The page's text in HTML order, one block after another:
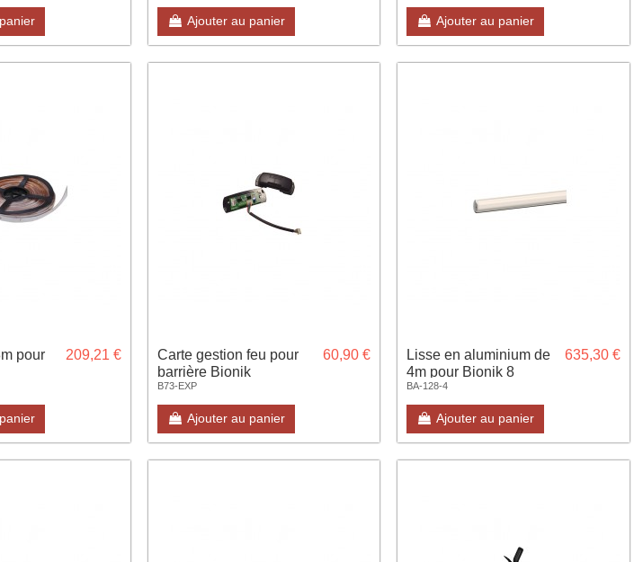
Ajouter au panier Ajouter au panier
pour
209,21 €
Carte gestion feu pour
barrière Bionik
B73-EXP
60,90 €
Ajouter au panier
Lisse en aluminium de
4m pour Bionik 8
BA-128-4
635,30 €
Ajouter au panier